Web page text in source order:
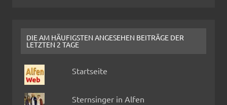
DIE AM HÄUFIGSTEN ANGESEHEN BEITRÄGE DER
LETZTEN 2 TAGE
Startseite
Sternsinger in Alfen